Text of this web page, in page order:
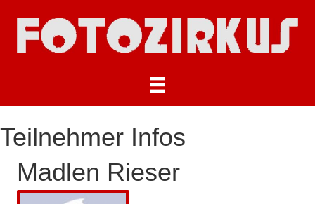
Teilnehmer Infos
Madlen Rieser